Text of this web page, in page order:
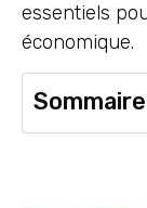
essentiels
économique.
Sommaire